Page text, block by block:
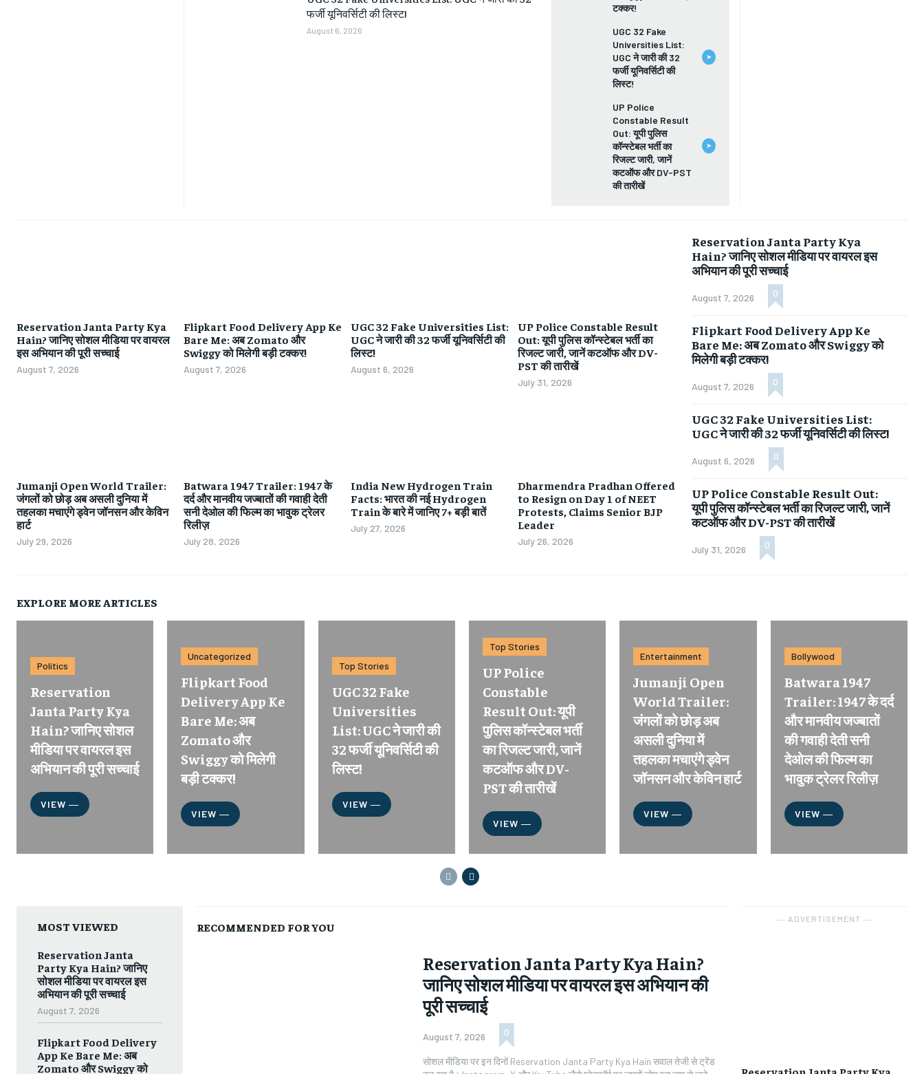
फर्जी यूनिवर्सिटी की लिस्ट!
August 6, 2026
टक्कर!
UGC 32 Fake
Universities List:
UGC ने जारी की 32
फर्जी यूनिवर्सिटी की
लिस्ट!
➤
UP Police
Constable Result
Out: यूपी पुलिस
कॉन्स्टेबल भर्ती का
रिजल्ट जारी, जानें
कटऑफ और DV-PST
की तारीखें
➤
Reservation Janta Party Kya
Hain? जानिए सोशल मीडिया पर वायरल
इस अभियान की पूरी सच्चाई
August 7, 2026
Flipkart Food Delivery App Ke
Bare Me: अब Zomato और
Swiggy को मिलेगी बड़ी टक्कर!
August 7, 2026
UGC 32 Fake Universities List:
UGC ने जारी की 32 फर्जी यूनिवर्सिटी की
लिस्ट!
August 6, 2026
UP Police Constable Result
Out: यूपी पुलिस कॉन्स्टेबल भर्ती का
रिजल्ट जारी, जानें कटऑफ और DV-
PST की तारीखें
July 31, 2026
Jumanji Open World Trailer:
जंगलों को छोड़ अब असली दुनिया में
तहलका मचाएंगे ड्वेन जॉनसन और केविन
हार्ट
July 29, 2026
Batwara 1947 Trailer: 1947 के
दर्द और मानवीय जज्बातों की गवाही देती
सनी देओल की फिल्म का भावुक ट्रेलर
रिलीज़
July 28, 2026
India New Hydrogen Train
Facts: भारत की नई Hydrogen
Train के बारे में जानिए 7+ बड़ी बातें
July 27, 2026
Dharmendra Pradhan Offered
to Resign on Day 1 of NEET
Protests, Claims Senior BJP
Leader
July 26, 2026
Reservation Janta Party Kya
Hain? जानिए सोशल मीडिया पर वायरल इस
अभियान की पूरी सच्चाई
August 7, 2026 0
Flipkart Food Delivery App Ke
Bare Me: अब Zomato और Swiggy को
मिलेगी बड़ी टक्कर!
August 7, 2026 0
UGC 32 Fake Universities List:
UGC ने जारी की 32 फर्जी यूनिवर्सिटी की लिस्ट!
August 6, 2026 0
UP Police Constable Result Out:
यूपी पुलिस कॉन्स्टेबल भर्ती का रिजल्ट जारी, जानें
कटऑफ और DV-PST की तारीखें
July 31, 2026 0
EXPLORE MORE ARTICLES
Politics
Reservation
Janta Party Kya
Hain? जानिए सोशल
मीडिया पर वायरल इस
अभियान की पूरी सच्चाई
VIEW ―
Uncategorized
Flipkart Food
Delivery App Ke
Bare Me: अब
Zomato और
Swiggy को मिलेगी
बड़ी टक्कर!
VIEW ―
Top Stories
UGC 32 Fake
Universities
List: UGC ने जारी की
32 फर्जी यूनिवर्सिटी की
लिस्ट!
VIEW ―
Top Stories
UP Police
Constable
Result Out: यूपी
पुलिस कॉन्स्टेबल भर्ती
का रिजल्ट जारी, जानें
कटऑफ और DV-
PST की तारीखें
VIEW ―
Entertainment
Jumanji Open
World Trailer:
जंगलों को छोड़ अब
असली दुनिया में
तहलका मचाएंगे ड्वेन
जॉनसन और केविन हार्ट
VIEW ―
Bollywood
Batwara 1947
Trailer: 1947 के दर्द
और मानवीय जज्बातों
की गवाही देती सनी
देओल की फिल्म का
भावुक ट्रेलर रिलीज़
VIEW ―
MOST VIEWED
Reservation Janta
Party Kya Hain? जानिए
सोशल मीडिया पर वायरल इस
अभियान की पूरी सच्चाई
August 7, 2026
Flipkart Food Delivery
App Ke Bare Me: अब
Zomato और Swiggy को
RECOMMENDED FOR YOU
Reservation Janta Party Kya Hain?
जानिए सोशल मीडिया पर वायरल इस अभियान की
पूरी सच्चाई
August 7, 2026 0
सोशल मीडिया पर इन दिनों Reservation Janta Party Kya Hain सवाल तेजी से ट्रेंड
― ADVERTISEMENT ―
Reservation Janta Party Kya